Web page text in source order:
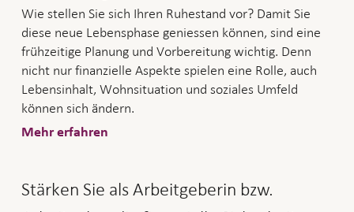
Wie stellen Sie sich Ihren Ruhestand vor? Damit Sie
diese neue Lebensphase geniessen können, sind eine
frühzeitige Planung und Vorbereitung wichtig. Denn
nicht nur finanzielle Aspekte spielen eine Rolle, auch
Lebensinhalt, Wohnsituation und soziales Umfeld
können sich ändern.
Mehr erfahren
Stärken Sie als Arbeitgeberin bzw.